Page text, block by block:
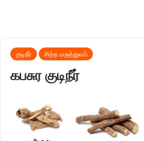
குடிநீர் சித்த மருத்துவம்
கபசுர குடிநீர்